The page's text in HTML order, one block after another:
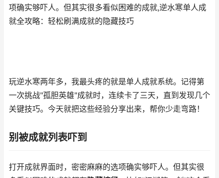
项确实够吓人。但其实很多看似困难的成就,逆水寒单人成
就全攻略：轻松刷满成就的隐藏技巧
玩逆水寒两年多，我最头疼的就是单人成就系统。记得第
一次挑战"孤胆英雄"成就时，连续卡了三天，直到发现几个
关键技巧。今天就把这些经验分享出来，帮你少走弯路！
别被成就列表吓到
打开成就界面时，密密麻麻的选项确实够吓人。但其实很